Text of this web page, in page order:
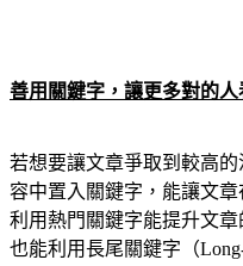
善用關鍵字，讓更多對的
若想要讓文章爭取到較高
容中置入關鍵字，能讓文
利用熱門關鍵字能提升文
也能利用長尾關鍵字（